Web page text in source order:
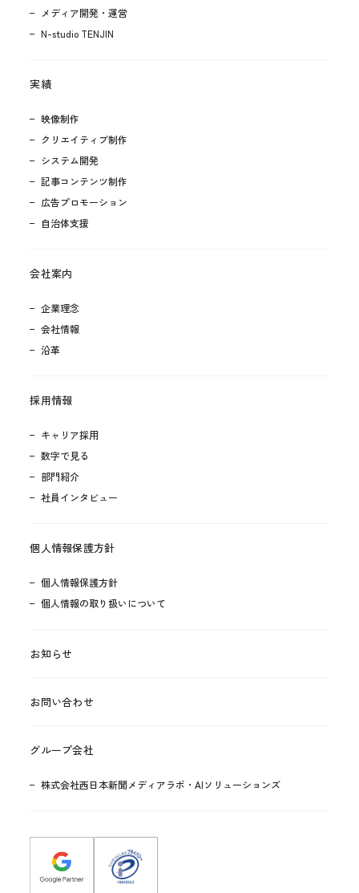
メディア開発・運営
N-studio TENJIN
実績
映像制作
クリエイティブ制作
システム開発
記事コンテンツ制作
広告プロモーション
自治体支援
会社案内
企業理念
会社情報
沿革
採用情報
キャリア採用
数字で見る
部門紹介
社員インタビュー
個人情報保護方針
個人情報保護方針
個人情報の取り扱いについて
お知らせ
お問い合わせ
グループ会社
株式会社西日本新聞メディアラボ・AIソリューションズ